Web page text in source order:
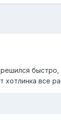
быстро,
все